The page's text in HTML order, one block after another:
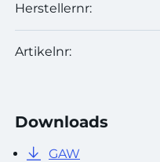
Herstellernr:
Artikelnr:
Downloads
GAW